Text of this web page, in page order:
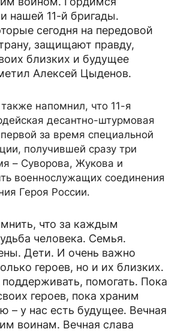
нашей 11-й бригады.
сегодня на передовой
защищают правду,
близких и будущее
Алексей Цыденов.
напомнил, что 11-я
десантно-штурмовая
за время специальной
получившей сразу три
– Суворова, Жукова и
военнослужащих соединения
Героя России.
что за каждым
человека. Семья.
Дети. И очень важно
героев, но и их близких.
помогать. Пока
героев, пока храним
– у нас есть будущее. Вечная
воинам. Вечная слава